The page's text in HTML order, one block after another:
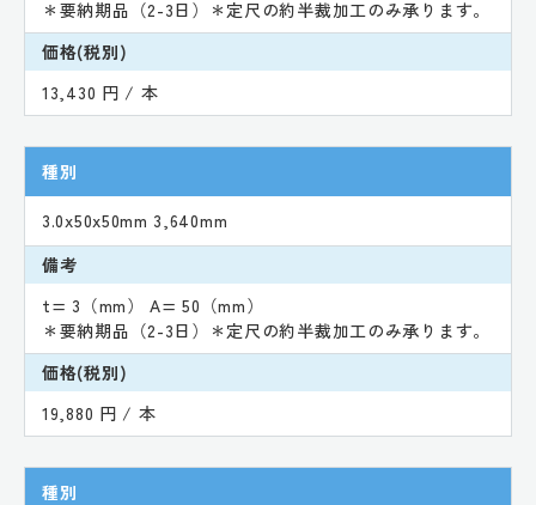
＊要納期品（2-3日）＊定尺の約半裁加工のみ承ります。
価格(税別)
13,430 円 / 本
種別
3.0x50x50mm 3,640mm
備考
t= 3（mm） A= 50（mm）
＊要納期品（2-3日）＊定尺の約半裁加工のみ承ります。
価格(税別)
19,880 円 / 本
種別